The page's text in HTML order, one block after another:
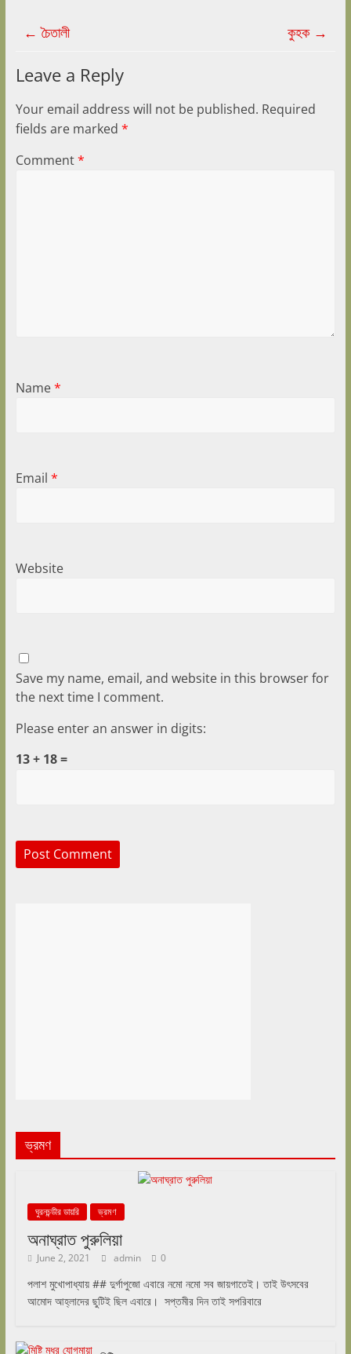
← চৈতালী কুহক →
Leave a Reply
Your email address will not be published. Required
fields are marked *
Comment*
Name*
Email *
Website
Save my name, email, and website in this browser for
the next time I comment.
Please enter an answer in digits:
13 + 18 =
ভ্রমণ
ঘুরনচন্ডীর ডায়রি ভ্রমণ
অনাঘ্রাত পুরুলিয়া
June 2, 2021 admin 0
পলাশ মুখোপাধ্যায় ## দুর্গাপুজো এবারে নমো নমো সব জায়গাতেই। তাই উৎসবের
আমোদ আহ্লাদের ছুটিই ছিল এবারে। সপ্তমীর দিন তাই সপরিবারে